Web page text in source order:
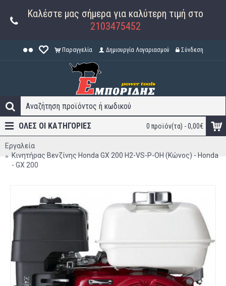
Καλέστε μας σήμερα για καλύτερη τιμή στο
2103475452
Παραγγελία Δημιουργία Λογαριασμού Σύνδεση
0 προϊόν(τα) - 0,00€
ΟΛΕΣ ΟΙ ΚΑΤΗΓΟΡΊΕΣ
Εργαλεία
Κινητήρας Βενζίνης Honda GX 200 H2-VS-P-OH (Κώνος) - Honda
- GX 200